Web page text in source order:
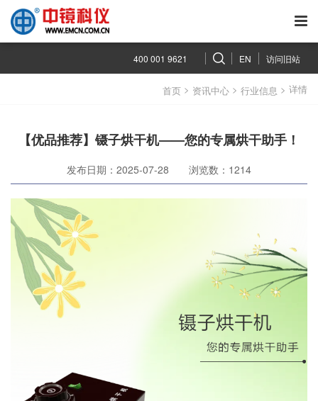
400 001 9621 EN 访问旧站
首页 > 资讯中心 > 行业信息 > 详情
【优品推荐】镊子烘干机——您的专属烘干助手！
发布日期：2025-07-28 浏览数：1214